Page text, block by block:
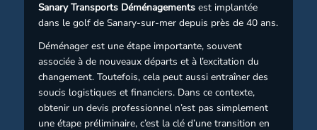
Sanary Transports Déménagements est implantée
dans le golf de Sanary-sur-mer depuis près de 40 ans.
Déménager est une étape importante, souvent
associée à de nouveaux départs et à l’excitation du
changement. Toutefois, cela peut aussi entraîner des
soucis logistiques et financiers. Dans ce contexte,
obtenir un devis professionnel n’est pas simplement
une étape préliminaire, c’est la clé d’une transition en